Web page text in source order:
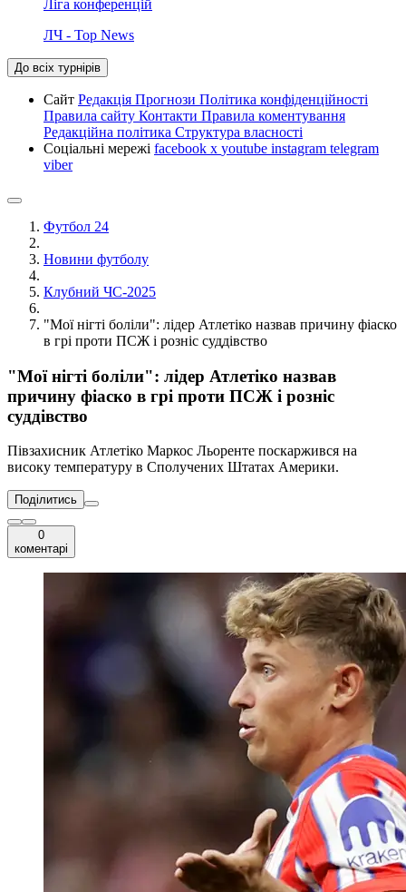
Ліга конференцій
ЛЧ - Top News
До всіх турнірів
Сайт Редакція Прогнози Політика конфіденційності
Правила сайту Контакти Правила коментування
Редакційна політика Структура власності
Соціальні мережі facebook x youtube instagram telegram
viber
Футбол 24
Новини футболу
Клубний ЧС-2025
"Мої нігті боліли": лідер Атлетіко назвав причину фіаско
в грі проти ПСЖ і розніс суддівство
"Мої нігті боліли": лідер Атлетіко назвав
причину фіаско в грі проти ПСЖ і розніс
суддівство
Півзахисник Атлетіко Маркос Льоренте поскаржився на
високу температуру в Сполучених Штатах Америки.
Поділитись
0
коментарі